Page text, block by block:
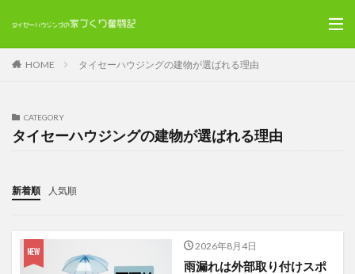
HOME タイセーハウジングの建物が選ばれる理由
CATEGORY
タイセーハウジングの建物が選ばれる理由
新着順 人気順
2026年8月4日
雨漏れは外部取り付けスポ